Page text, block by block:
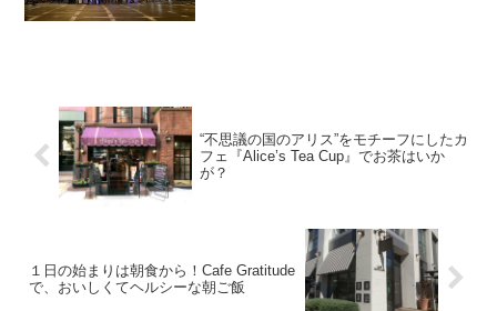
“不思議の国のアリス”をモチーフにしたカ
フェ『Alice’s Tea Cup』でお茶はいか
が？
１日の始まりは朝食から！Cafe Gratitude
で、おいしくてヘルシーな朝ご飯